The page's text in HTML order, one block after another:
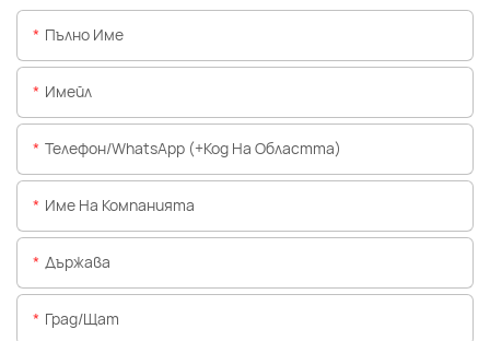
Пълно Име
Имейл
Телефон/WhatsApp (+Код На Областта)
Име На Компанията
Държава
Град/щат